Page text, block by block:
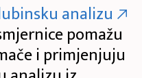
analizu
pomažu
i primjenjuju